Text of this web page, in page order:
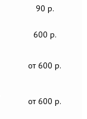
90 р.
600 р.
от 600 р.
от 600 р.